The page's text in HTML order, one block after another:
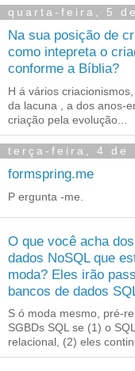
quarta-feira, 5
Na sua posição de
como intepreta o
conforme a Bíblia?
H á vários
da lacuna , a dos anos-
criação pela evolução...
terça-feira, 4 de
formspring.me
P ergunta -me.
O que você acha
dados NoSQL que
moda? Eles irão
bancos de dados
S ó moda mesmo, pré-
SGBDs SQL se (1) o
relacional, (2) eles